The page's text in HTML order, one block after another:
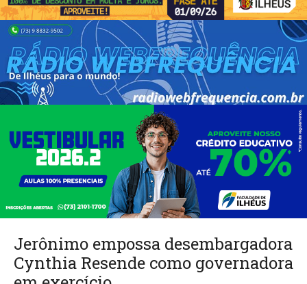
Jerônimo empossa desembargadora
Cynthia Resende como governadora